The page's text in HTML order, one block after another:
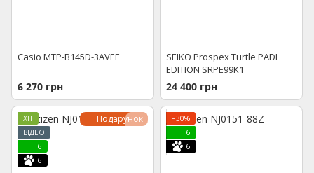
Casio MTP-B145D-3AVEF
6 270 грн
SEIKO Prospex Turtle PADI
EDITION SRPE99K1
24 400 грн
Подарунок
ХІТ
ВІДЕО
6
6
−30%
6
6